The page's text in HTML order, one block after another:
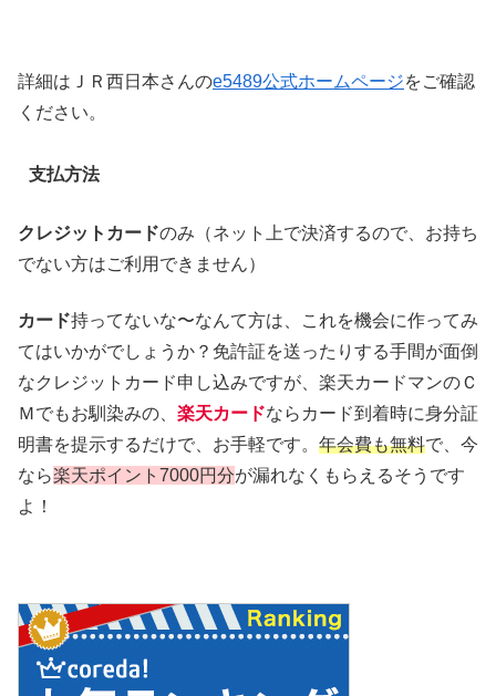
詳細はＪＲ西日本さんのe5489公式ホームページをご確認
ください。
支払方法
クレジットカードのみ（ネット上で決済するので、お持ち
でない方はご利用できません）
カード持ってないな〜なんて方は、これを機会に作ってみ
てはいかがでしょうか？免許証を送ったりする手間が面倒
なクレジットカード申し込みですが、楽天カードマンのＣ
Ｍでもお馴染みの、 楽天カードならカード到着時に身分証
明書を提示するだけで、お手軽です。 年会費も無料で、今
なら楽天ポイント7000円分が漏れなくもらえるそうです
よ！